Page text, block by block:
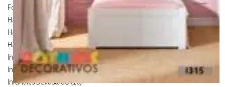
Foto Lienzo
(51)
Habitación
(4)
Habitación Corte(3)
Habitación Devastado(1)
Infantiles(75)
Infantiles Corte(65)
Infantiles Devastado(10)